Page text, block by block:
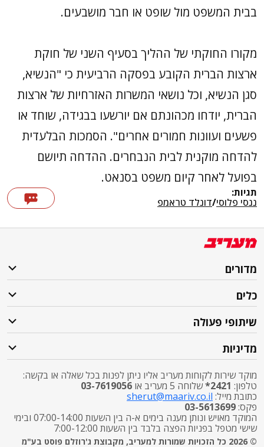
בבית המשפט מול שופט או חבר מושבעים.
מקורו החוקתי של ההליך בסעיף השני של חוקת
ארצות הברית הקובע בפסקה הרביעית כי "הנשיא,
סגן הנשיא, וכל נושאי המשרות האזרחיות של ארצות
הברית, יודחו מכהונתם אם יורשעו בבגידה, שוחד או
פשעים ועוונות חמורים אחרים". הסמכות הבלעדית
להדחה מוקנית לבית הנבחרים. ההדחה תיושם
בפועל לאחר קיום משפט בסנאט.
תגיות:
ננסי פלוסי/דונלד טראמפ
מדורים
כלים
שיתופי פעולה
מדיניות
מוקד שירות לקוחות מעריב אליו ניתן לפנות בכל שאלה או בקשה:
טלפון: 2421* שלוחה 5 מעריב או
03-7619056
כתובת מייל: sherut@maariv.co.il
פקס:03-5613699
המוקד מאויש ונותן מענה בימים א-ה בין השעות 07:00-14:00 ובימי
שישי מטפל בפניות הפצה בלבד בין השעות 7:00-12:00
© 2026 כל הזכויות שמורות למעריב, מקבוצת ג'רוזלם פוסט בע"מ